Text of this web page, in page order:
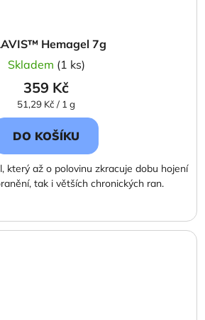
Hemagel 7g
Skladem (1 ks)
359 Kč
Měrná
cena:
51,29 Kč / 1 g
DO KOŠÍKU
který až o polovinu zkracuje dobu hojení
tak i větších chronických ran.